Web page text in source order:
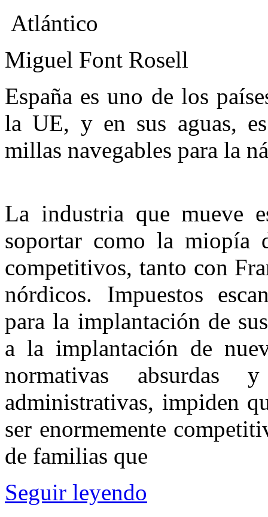
Atlántico
Miguel Font Rosell
España es uno de los
la UE, y en sus aguas,
millas navegables para la
La industria que mueve
soportar como la miopía
competitivos, tanto con
nórdicos. Impuestos
para la implantación de
a la implantación de
normativas
administrativas, impiden
ser enormemente
de familias que
Seguir leyendo